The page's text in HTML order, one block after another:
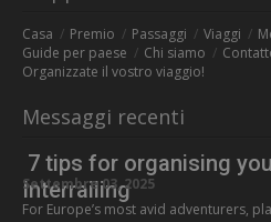
Casa Premio Passaggi Viaggi
Guide per paese
Chi siamo
Organizzate il vostro viaggio!
Messaggi recenti
7 tips for organising
Interrailing
Settembre 03, 2025
For Europe’s most avid adventurers,